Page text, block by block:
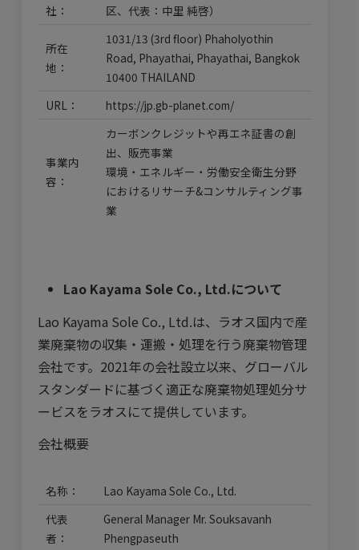
社：
区、代表：中里 純啓）
所在
地：
1031/13 (3rd floor) Phaholyothin
Road, Phayathai, Phayathai, Bangkok
10400 THAILAND
URL：
https://jp.gb-planet.com/
事業内
容：
カーボンクレジットや再エネ証書の創
出、販売事業
環境・エネルギー・労働安全衛生分野
におけるリサーチ&コンサルティング事
業
Lao Kayama Sole Co., Ltd.について
Lao Kayama Sole Co., Ltd.は、ラオス国内で産
業廃棄物の収集・運搬・処理を行う廃棄物管理
会社です。2021年の会社設立以来、グローバル
スタンダードに基づく適正な廃棄物処理処分サ
ービスをラオスにて提供しています。
会社概要
名称：
Lao Kayama Sole Co., Ltd.
代表
者：
General Manager Mr. Souksavanh
Phengpaseuth